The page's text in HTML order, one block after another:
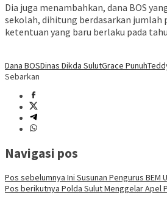
Dia juga menambahkan, dana BOS
sekolah, dihitung berdasarkan jumlah
ketentuan yang baru berlaku pada
Dana BOSDinas Dikda SulutGrace Punuh
Sebarkan
Navigasi pos
Pos sebelumnya Ini Susunan Pengurus BEM
Pos berikutnya Polda Sulut Menggelar Apel